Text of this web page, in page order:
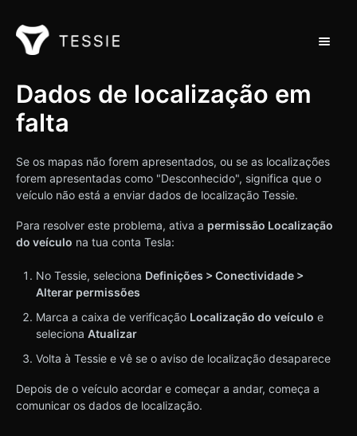
Apoio ao domicílio
Dados de localização em
falta
Se os mapas não forem apresentados, ou se as localizações
forem apresentadas como "Desconhecido", significa que o
veículo não está a enviar dados de localização Tessie.
Para resolver este problema, ativa a permissão Localização
do veículo na tua conta Tesla:
No Tessie, seleciona Definições > Conectividade >
Alterar permissões
Marca a caixa de verificação Localização do veículo e
seleciona Atualizar
Volta à Tessie e vê se o aviso de localização desaparece
Depois de o veículo acordar e começar a andar, começa a
comunicar os dados de localização.